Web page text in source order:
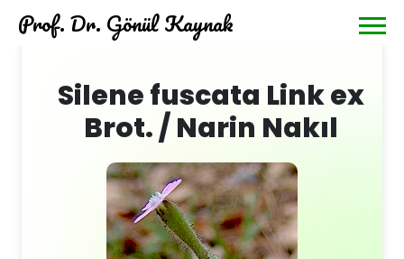
Prof. Dr. Gönül Kaynak
Silene fuscata Link ex
Brot. / Narin Nakıl